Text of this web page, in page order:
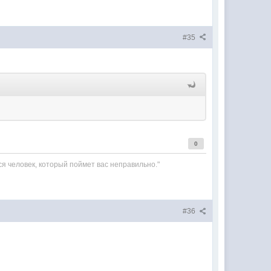
#35
0
человек, который поймет вас неправильно."
#36